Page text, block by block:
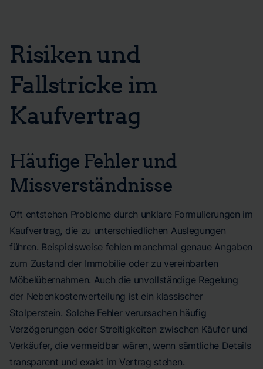
Risiken und
Fallstricke im
Kaufvertrag
Häufige Fehler und
Missverständnisse
Oft entstehen Probleme durch unklare Formulierungen im
Kaufvertrag, die zu unterschiedlichen Auslegungen
führen. Beispielsweise fehlen manchmal genaue Angaben
zum Zustand der Immobilie oder zu vereinbarten
Möbelübernahmen. Auch die unvollständige Regelung
der Nebenkostenverteilung ist ein klassischer
Stolperstein. Solche Fehler verursachen häufig
Verzögerungen oder Streitigkeiten zwischen Käufer und
Verkäufer, die vermeidbar wären, wenn sämtliche Details
transparent und exakt im Vertrag stehen.